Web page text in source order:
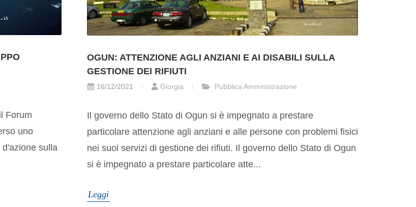
Forum
uno
sulla
OGUN: ATTENZIONE AGLI ANZIANI E AI DISABILI SULLA
GESTIONE DEI RIFIUTI
16/12/2021 Giorgia Pubblica Amministrazione
Il governo dello Stato di Ogun si è impegnato a prestare
particolare attenzione agli anziani e alle persone con problemi fisici
nei suoi servizi di gestione dei rifiuti. Il governo dello Stato di Ogun
si è impegnato a prestare particolare atte...
Leggi